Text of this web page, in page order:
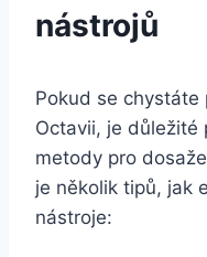
nástrojů
Pokud se
Octavii, je důležité
metody pro
je několik tipů, jak
nástroje: